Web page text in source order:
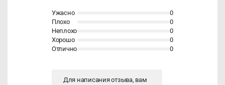
Ужасно
0
Плохо
0
Неплохо
0
Хорошо
0
Отлично
0
Для написания отзыва, вам